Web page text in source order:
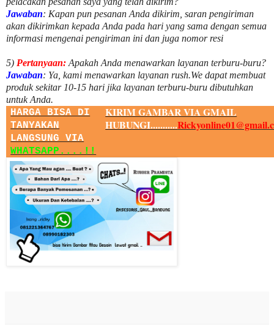
Jawaban: Kapan pun pesanan Anda dikirim, saran pengiriman
akan dikirimkan kepada Anda pada hari yang sama dengan semua
informasi mengenai pengiriman ini dan juga nomorresi
5) Pertanyaan: Apakah Anda menawarkan layanan terburu-buru?
Jawaban: Ya, kami menawarkan layanan rush.We dapat membuat
produk sekitar 10-15 hari jika layanan terburu-buru dibutuhkan
untuk Anda.
HARGA BISA DI
TANYAKAN
LANGSUNG VIA
WHATSAPP....!!
KIRIM GAMBAR VIA GMAIL
HUBUNGI...........